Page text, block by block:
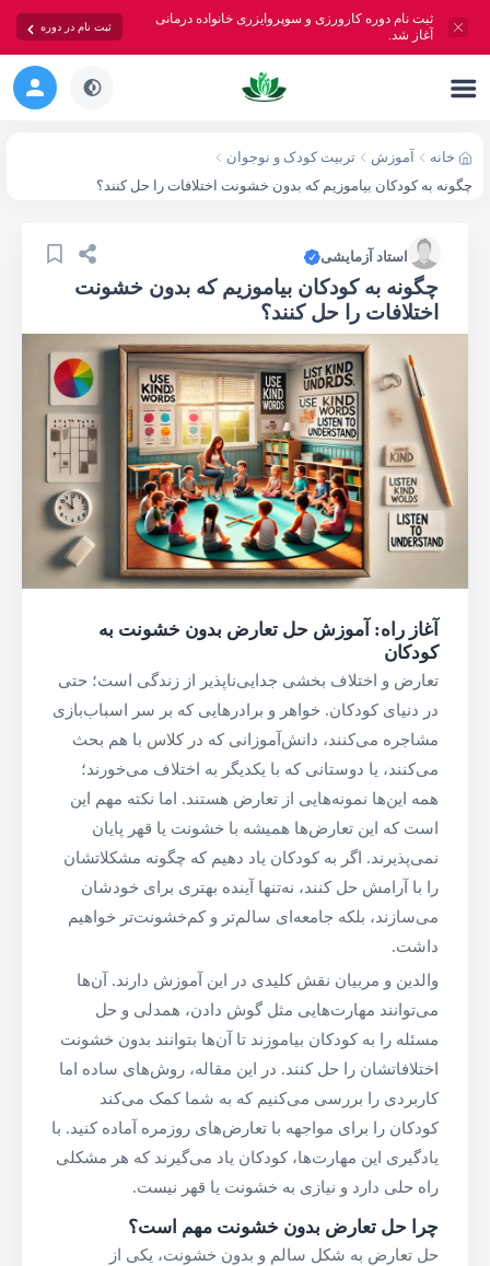
ثبت نام دوره کارورزی و سوپروایزری خانواده درمانی
آغاز شد.
ثبت نام در دوره
خانه آموزش
تربیت کودک و نوجوان
چگونه به کودکان بیاموزیم که بدون خشونت اختلافات را حل کنند؟
استاد آزمایشی
چگونه به کودکان بیاموزیم که بدون خشونت
اختلافات را حل کنند؟
آغاز راه: آموزش حل تعارض بدون خشونت به
کودکان
تعارض و اختلاف بخشی جدایی‌ناپذیر از زندگی است؛ حتی
در دنیای کودکان. خواهر و برادرهایی که بر سر اسباب‌بازی
مشاجره می‌کنند، دانش‌آموزانی که در کلاس با هم بحث
می‌کنند، یا دوستانی که با یکدیگر به اختلاف می‌خورند؛
همه این‌ها نمونه‌هایی از تعارض هستند. اما نکته مهم این
است که این تعارض‌ها همیشه با خشونت یا قهر پایان
نمی‌پذیرند. اگر به کودکان یاد دهیم که چگونه مشکلاتشان
را با آرامش حل کنند، نه‌تنها آینده بهتری برای خودشان
می‌سازند، بلکه جامعه‌ای سالم‌تر و کم‌خشونت‌تر خواهیم
داشت.
والدین و مربیان نقش کلیدی در این آموزش دارند. آن‌ها
می‌توانند مهارت‌هایی مثل گوش دادن، همدلی و حل
مسئله را به کودکان بیاموزند تا آن‌ها بتوانند بدون خشونت
اختلافاتشان را حل کنند. در این مقاله، روش‌های ساده اما
کاربردی را بررسی می‌کنیم که به شما کمک می‌کند
کودکان را برای مواجهه با تعارض‌های روزمره آماده کنید. با
یادگیری این مهارت‌ها، کودکان یاد می‌گیرند که هر مشکلی
راه حلی دارد و نیازی به خشونت یا قهر نیست.
چرا حل تعارض بدون خشونت مهم است؟
حل تعارض به شکل سالم و بدون خشونت، یکی از